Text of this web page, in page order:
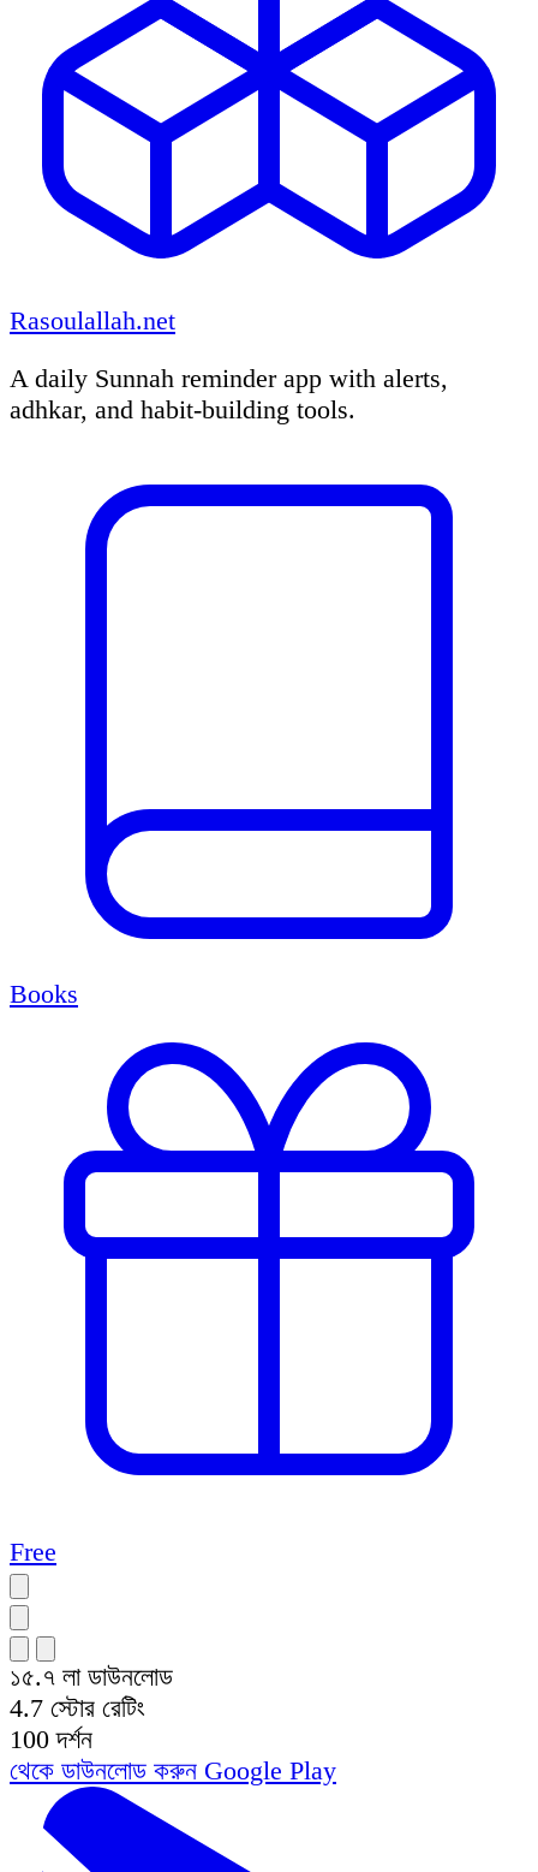
Rasoulallah.net
A daily Sunnah reminder app with alerts,
adhkar, and habit-building tools.
Books
Free
১৫.৭ লা ডাউনলোড
4.7 স্টোর রেটিং
100 দর্শন
থেকে ডাউনলোড করুন Google Play